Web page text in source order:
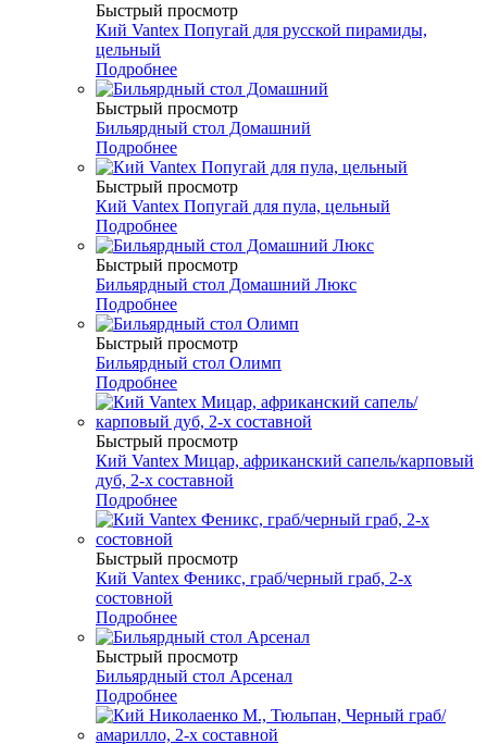
Быстрый просмотр
Кий Vantex Попугай для русской пирамиды,
цельный
Подробнее
Быстрый просмотр
Бильярдный стол Домашний
Подробнее
Быстрый просмотр
Кий Vantex Попугай для пула, цельный
Подробнее
Быстрый просмотр
Бильярдный стол Домашний Люкс
Подробнее
Быстрый просмотр
Бильярдный стол Олимп
Подробнее
Быстрый просмотр
Кий Vantex Мицар, африканский сапель/карповый
дуб, 2-х составной
Подробнее
Быстрый просмотр
Кий Vantex Феникс, граб/черный граб, 2-х
состовной
Подробнее
Быстрый просмотр
Бильярдный стол Арсенал
Подробнее